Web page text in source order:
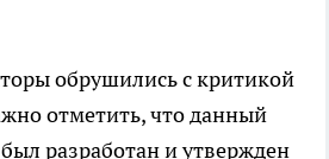
обрушились с критикой
отметить, что данный
разработан и утвержден